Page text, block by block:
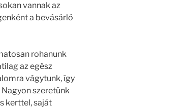
vannak az
a bevásárló
rohanunk
az egész
vágytunk, így
szeretünk
kerttel, saját